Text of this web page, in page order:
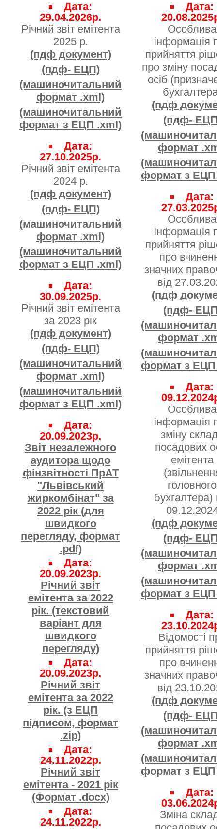
Дата:
29.04.2026р.
Річний звіт емітента
2025 р.
(пдф документ)
(пдф- ЕЦП)
(машиночитальний
формат .xml)
(машиночитальний
формат з ЕЦП .xml)
Дата:
27.10.2025р.
Річний звіт емітента
2024 р.
(пдф документ)
(пдф- ЕЦП)
(машиночитальний
формат .xml)
(машиночитальний
формат з ЕЦП .xml)
Дата:
30.09.2025р.
Річний звіт емітента
за 2023 рік
(пдф документ)
(пдф- ЕЦП)
(машиночитальний
формат .xml)
(машиночитальний
формат з ЕЦП .xml)
Дата:
20.09.2023р.
Звіт незалежного
аудитора щодо
фінзвітності ПрАТ
"Львівський
жиркомбінат" за
2022 рік (для
швидкого
перегляду, формат
.pdf)
Дата:
20.09.2023р.
Річний звіт
емітента за 2022
рік. (текстовий
варіант для
швидкого
перегляду)
Дата:
20.09.2023р.
Річний звіт
емітента за 2022
рік. (з ЕЦП
підписом, формат
.zip)
Дата:
24.11.2022р.
Річний звіт
емітента - 2021 рік
(Формат .docx)
Дата:
24.11.2022р.
Дата:
Особлива
інформація
прийняття
про зміну
осіб
(пдф
(пдф-
формат
формат з ЕЦП
Дата:
Особлива
інформація
прийняття
про
значних
від
(пдф
(пдф-
формат
формат з ЕЦП
Дата:
Особлива
інформація
зміну
посадових
емітента
головного
бухгалтера)
(пдф
(пдф-
формат
формат з ЕЦП
Дата:
Відомості
прийняття
про
значних
від
(пдф
(пдф-
формат
формат з ЕЦП
Дата:
Зміна